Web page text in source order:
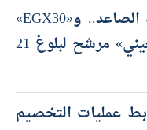
خبراء: البورصة تواصل الاتجاه الصاعد.. و«EGX30»
يستهدف 56 ألف نقطة و«السبعيني» مرشح لبلوغ 21
عمليات التخصيم